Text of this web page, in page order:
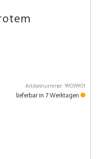
Artikelnummer: 99019901
lieferbar in 7 Werktagen